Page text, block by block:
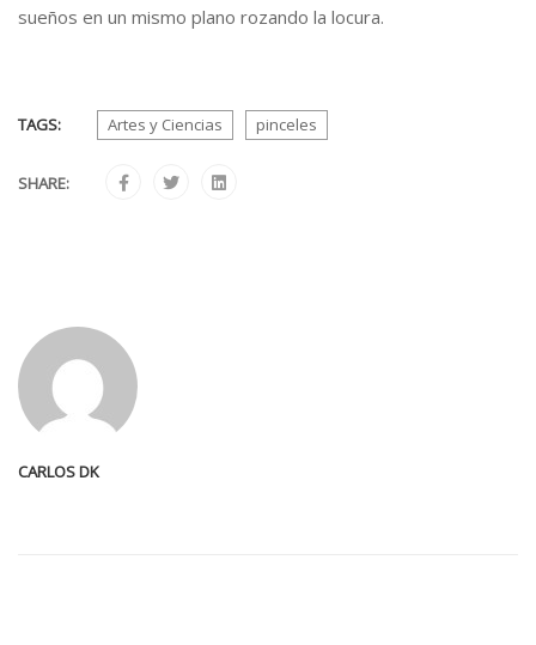
sueños en un mismo plano rozando la locura.
TAGS: Artes y Ciencias pinceles
SHARE:
CARLOS DK